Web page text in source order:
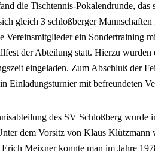
die Tischtennis-Pokalendrunde, das
gleich 3 schloßberger
Vereinsmitglieder ein Sondertraining
der Abteilung statt. Hierzu wurden
eingeladen. Zum Abschluß der
Einladungsturnier mit befreundeten
des SV Schloßberg wurde
dem Vorsitz von Klaus
Meixner konnte man im Jahre